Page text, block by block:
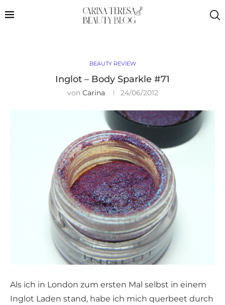
BEAUTY REVIEW
Inglot – Body Sparkle #71
von Carina 24/06/2012
Als ich in London zum ersten Mal selbst in einem
Inglot Laden stand, habe ich mich querbeet durch